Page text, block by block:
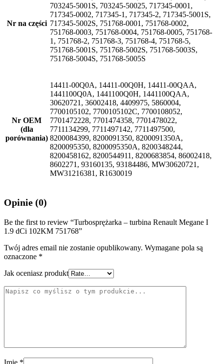
Nr na części
703245-5001S, 703245-50025, 717345-0001,
717345-0002, 717345-1, 717345-2, 717345-5001S,
717345-5002S, 751768-0001, 751768-0002,
751768-0003, 751768-0004, 751768-0005, 751768-
1, 751768-2, 751768-3, 751768-4, 751768-5,
751768-5001S, 751768-5002S, 751768-5003S,
751768-5004S, 751768-5005S
Nr OEM
(dla
porównania)
14411-00Q0A, 14411-00Q0H, 14411-00QAA,
1441100Q0A, 1441100Q0H, 1441100QAA,
30620721, 36002418, 4409975, 5860004,
7700105102, 7700105102C, 7700108052,
7701472228, 7701474358, 7701478022,
7711134299, 7711497142, 7711497500,
8200084399, 8200091350, 8200091350A,
8200095350, 8200095350A, 8200348244,
8200458162, 8200544911, 8200683854, 86002418,
8602271, 93160135, 93184486, MW30620721,
MW31216381, R1630019
Opinie (0)
Be the first to review “Turbosprężarka – turbina Renault Megane I
1.9 dCi 102KM 751768”
Twój adres email nie zostanie opublikowany. Wymagane pola są
oznaczone *
Jak oceniasz produkt
Imię *